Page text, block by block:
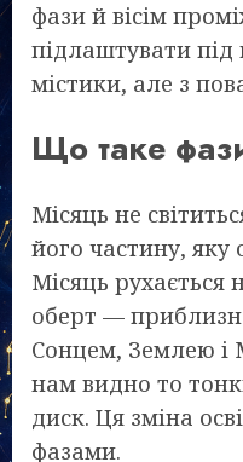
фази й вісім
підлаштувати під
містики, але з
Що таке
Місяць не
його частину, яку
Місяць рухається
оберт —
Сонцем, Землею і
нам видно то
диск. Ця зміна
фазами.